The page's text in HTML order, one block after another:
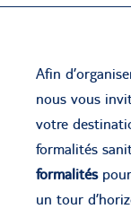
Afin
nous vous
votre
formalités
formalités
un tour